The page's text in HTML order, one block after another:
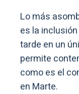
Lo más
es la
tarde en un
permite
como es el
en Marte.